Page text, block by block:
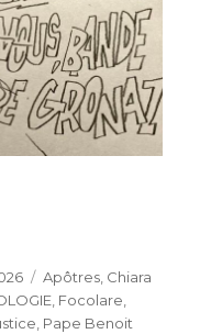
Catégories
Apôtres Chiara
Focolare
Pape Benoit